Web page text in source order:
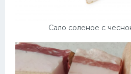
Сало соленое с